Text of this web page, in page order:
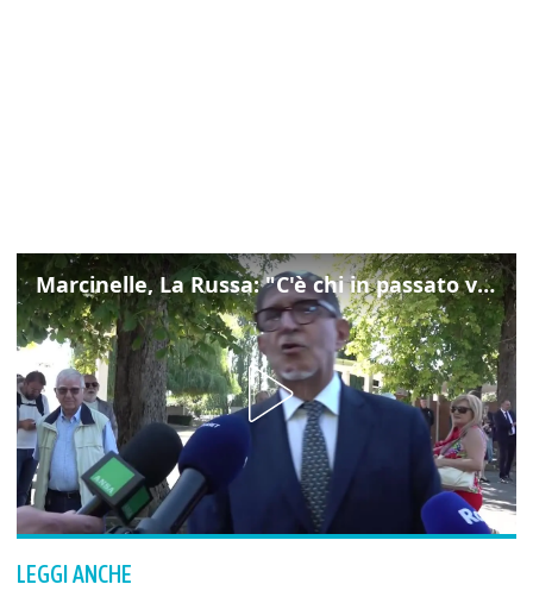
Marcinelle, La Russa: "C'è chi in passato voltava le spalle a Marcinelle"
LEGGI ANCHE